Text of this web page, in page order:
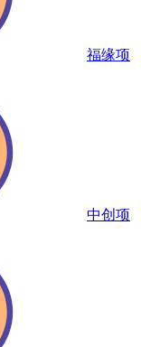
福缘项
中创项